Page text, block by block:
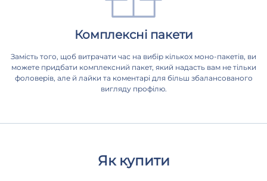
Комплексні пакети
Замість того, щоб витрачати час на вибір кількох моно-пакетів, ви
можете придбати комплексний пакет, який надасть вам не тільки
фоловерів, але й лайки та коментарі для більш збалансованого
вигляду профілю.
Як купити